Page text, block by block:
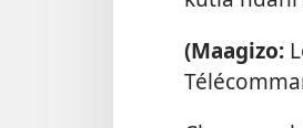
(Maagizo: